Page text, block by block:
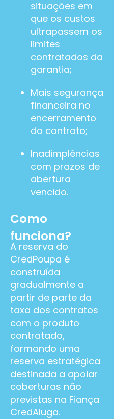
situações em
que os custos
ultrapassem os
limites
contratados da
garantia;
Mais segurança
financeira no
encerramento
do contrato;
Inadimplências
com prazos de
abertura
vencido.
Como
funciona?
A reserva do
CredPoupa é
construída
gradualmente a
partir de parte da
taxa dos contratos
com o produto
contratado,
formando uma
reserva estratégica
destinada a apoiar
coberturas não
previstas na Fiança
CredAluga.